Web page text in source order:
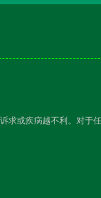
求或疾病越不利。对于